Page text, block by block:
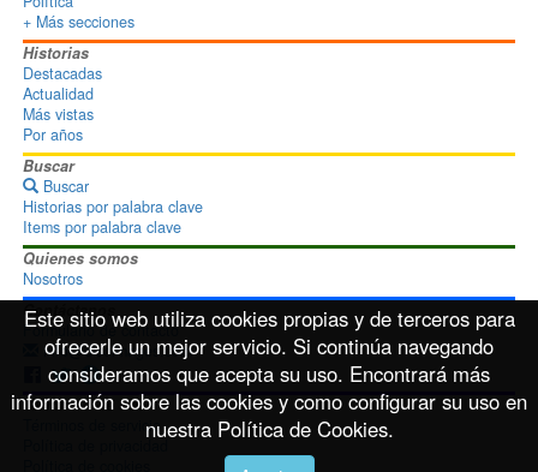
+ Más secciones
Historias
Destacadas
Actualidad
Más vistas
Por años
Buscar
Buscar
Historias por palabra clave
Items por palabra clave
Quienes somos
Nosotros
Contáctanos
Formulario de contacto
info@disoimages.com
Términos de uso
Términos de servicio
Este sitio web utiliza cookies propias y de terceros para
ofrecerle un mejor servicio. Si continúa navegando
consideramos que acepta su uso. Encontrará más
información sobre las cookies y como configurar su uso en
nuestra Política de Cookies.